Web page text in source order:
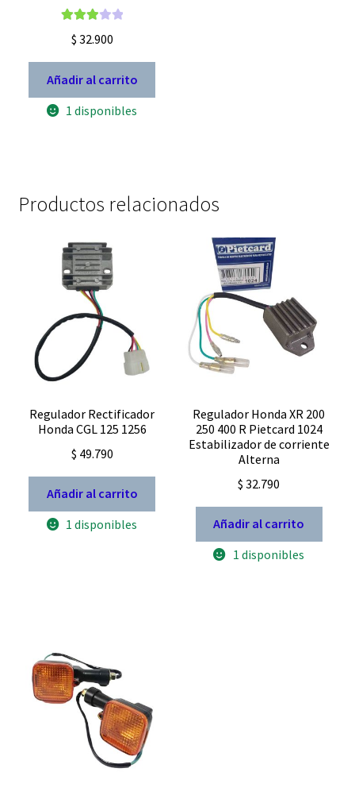
o con
5
$ 32.900
Añadir al carrito
1 disponibles
Productos relacionados
Regulador Rectificador
Honda CGL 125 1256
$ 49.790
Añadir al carrito
1 disponibles
Regulador Honda XR 200
250 400 R Pietcard 1024
Estabilizador de corriente
Alterna
$ 32.790
Añadir al carrito
1 disponibles